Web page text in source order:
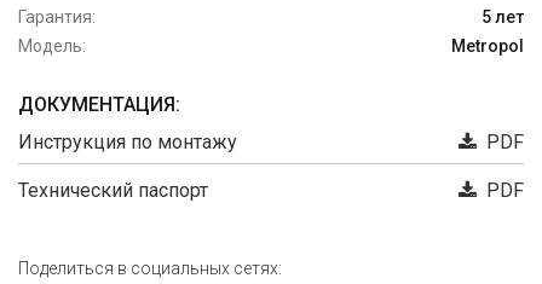
Гарантия:
5 лет
Модель:
Metropol
ДОКУМЕНТАЦИЯ:
Инструкция по монтажу
PDF
Технический паспорт PDF
Поделиться в социальных сетях: